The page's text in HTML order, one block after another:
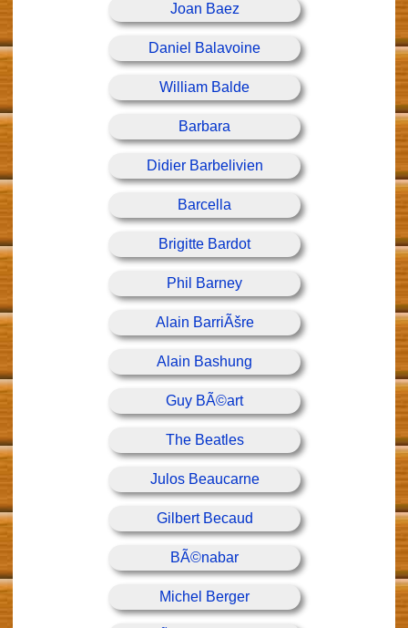
Joan Baez
Daniel Balavoine
William Balde
Barbara
Didier Barbelivien
Barcella
Brigitte Bardot
Phil Barney
Alain BarriÃšre
Alain Bashung
Guy BÃ©art
The Beatles
Julos Beaucarne
Gilbert Becaud
BÃ©nabar
Michel Berger